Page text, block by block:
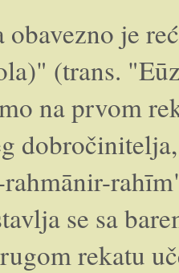
obavezno je
(trans.
na prvom
se sa
rekatu